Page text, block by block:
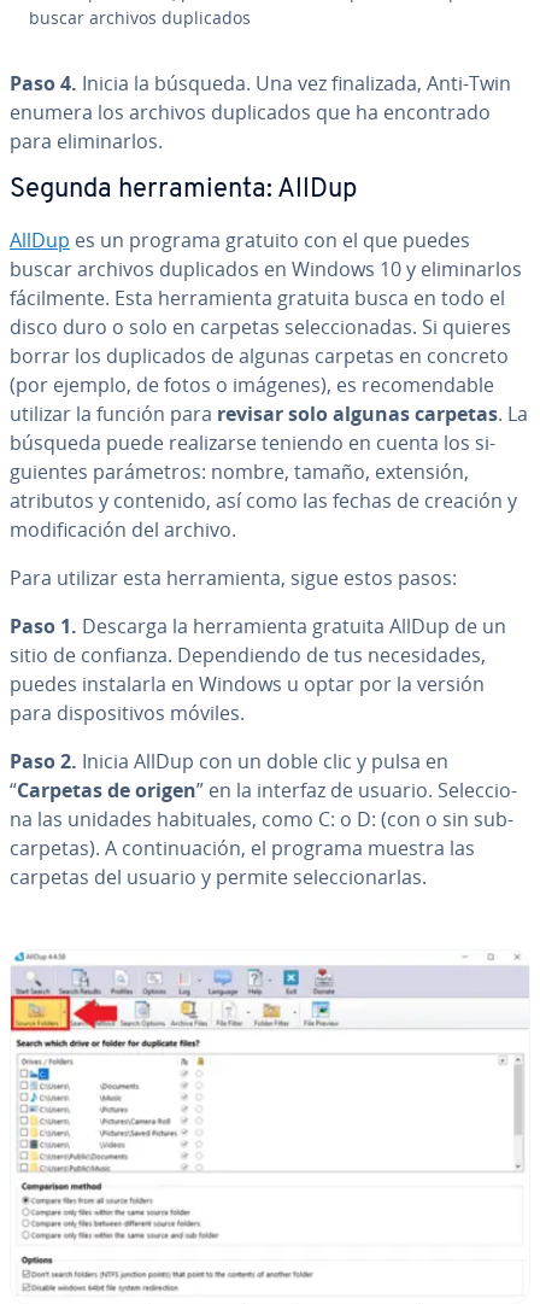
buscar archivos du­pli­ca­dos
Paso 4. Inicia la búsqueda. Una vez fi­na­li­za­da, Anti-Twin
enumera los archivos du­pli­ca­dos que ha en­co­n­tra­do
para eli­mi­nar­los.
Segunda he­rra­mie­n­ta: AllDup
AllDup es un programa gratuito con el que puedes
buscar archivos du­pli­ca­dos en Windows 10 y eli­mi­nar­los
fá­ci­l­me­n­te. Esta he­rra­mie­n­ta gratuita busca en todo el
disco duro o solo en carpetas se­le­c­cio­na­das. Si quieres
borrar los du­pli­ca­dos de algunas carpetas en concreto
(por ejemplo, de fotos o imágenes), es re­co­me­n­da­ble
utilizar la función para revisar solo algunas carpetas. La
búsqueda puede rea­li­zar­se teniendo en cuenta los si­
guie­n­tes pa­rá­me­tros: nombre, tamaño, extensión,
atributos y contenido, así como las fechas de creación y
mo­di­fi­ca­ción del archivo.
Para utilizar esta he­rra­mie­n­ta, sigue estos pasos:
Paso 1. Descarga la he­rra­mie­n­ta gratuita AllDup de un
sitio de confianza. De­pe­n­die­n­do de tus ne­ce­si­da­des,
puedes in­s­ta­lar­la en Windows u optar por la versión
para di­s­po­si­ti­vos móviles.
Paso 2. Inicia AllDup con un doble clic y pulsa en
“Carpetas de origen” en la interfaz de usuario. Se­le­c­cio­
na las unidades ha­bi­tua­les, como C: o D: (con o sin su­b­
ca­r­pe­tas). A co­n­ti­nua­ción, el programa muestra las
carpetas del usuario y permite se­le­c­cio­nar­las.